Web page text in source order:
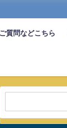
ご質問などこちら